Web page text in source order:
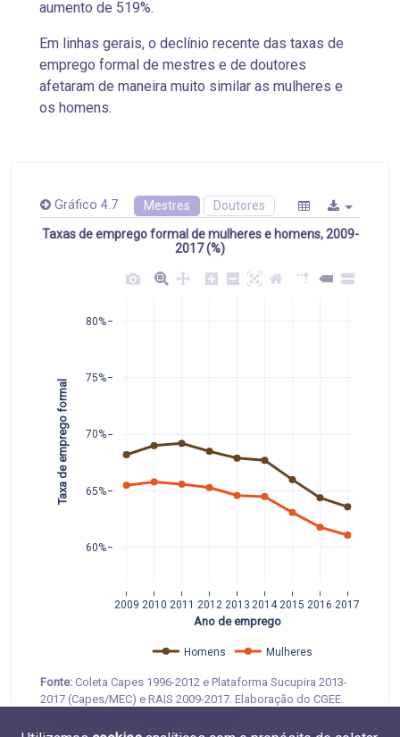
aumento de 519%.
Em linhas gerais, o declínio recente das taxas de
emprego formal de mestres e de doutores
afetaram de maneira muito similar as mulheres e
os homens.
Gráfico 4.7 Mestres Doutores
Taxas de emprego formal de mulheres e homens, 2009-
2017 (%)
2009 2010 2011 2012 2013 20142015 2016 2017
60%
65%
70%
75%
80%
Homens Mulheres
Ano de emprego
Taxa de emprego formal
Fonte: Coleta Capes 1996-2012 e Plataforma Sucupira 2013-
2017 (Capes/MEC) e RAIS 2009-2017. Elaboração do CGEE.